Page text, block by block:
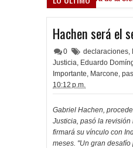
Hachen será el
0 declaraciones,
Justicia, Eduardo
Importante, Marcone,
10:12 p.m.
Gabriel Hachen,
Justicia, pasó la
firmará su vínculo con
meses. "Un gran